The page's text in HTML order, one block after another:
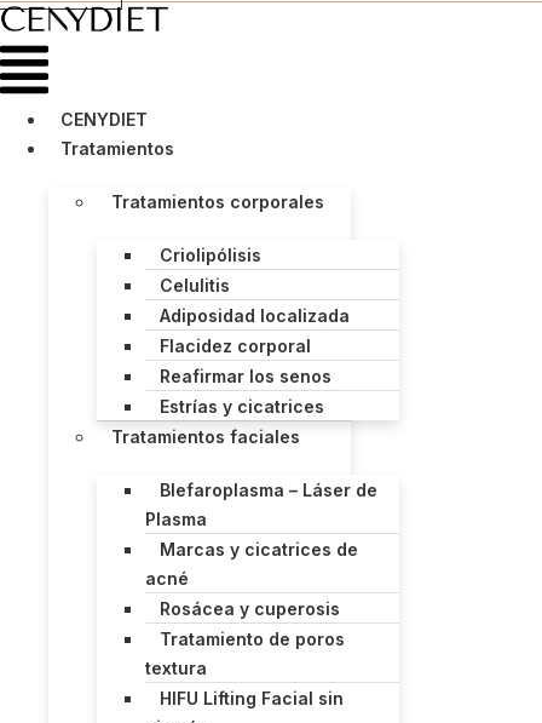
Menú
CENYDIET
Tratamientos
Tratamientos corporales
Criolipólisis
Celulitis
Adiposidad localizada
Flacidez corporal
Reafirmar los senos
Estrías y cicatrices
Tratamientos faciales
Blefaroplasma – Láser de
Plasma
Marcas y cicatrices de
acné
Rosácea y cuperosis
Tratamiento de poros
textura
HIFU Lifting Facial sin